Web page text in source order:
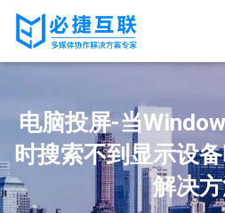
电脑投屏-当
时搜索不到显示设
解决